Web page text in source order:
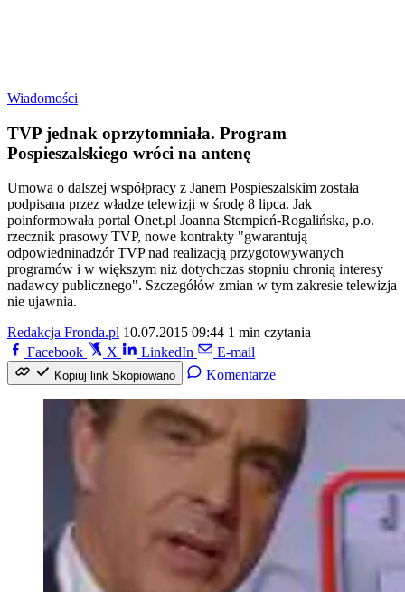
Wiadomości
TVP jednak oprzytomniała. Program
Pospieszalskiego wróci na antenę
Umowa o dalszej współpracy z Janem Pospieszalskim została
podpisana przez władze telewizji w środę 8 lipca. Jak
poinformowała portal Onet.pl Joanna Stempień-Rogalińska, p.o.
rzecznik prasowy TVP, nowe kontrakty "gwarantują
odpowiedninadzór TVP nad realizacją przygotowywanych
programów i w większym niż dotychczas stopniu chronią interesy
nadawcy publicznego". Szczegółów zmian w tym zakresie telewizja
nie ujawnia.
Redakcja Fronda.pl 10.07.2015 09:44 1 min czytania
Facebook
X LinkedIn E-mail
Kopiuj link Skopiowano Komentarze